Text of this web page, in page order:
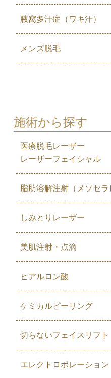
腋窩多汗症（ワキ汗）
メンズ脱毛
施術から探す
医療脱毛レーザー
レーザーフェイシャル
脂肪溶解注射（メソセラ
しみとりレーザー
美肌注射・点滴
ヒアルロン酸
ケミカルピーリング
切らないフェイスリフト
エレクトロポレーション